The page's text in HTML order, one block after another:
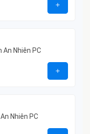
An Nhiên PC
Nhiên PC